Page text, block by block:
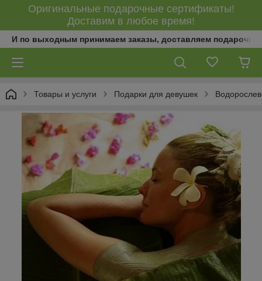
Оригинальные подарочные сертификаты!
Доставим в любое время!
И по выходным принимаем заказы, доставляем
Товары и услуги Подарки для девушек